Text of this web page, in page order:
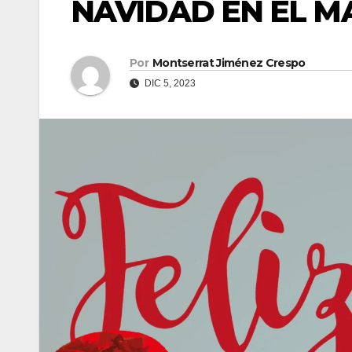
NAVIDAD EN EL
Por Montserrat Jiménez Crespo
DIC 5, 2023